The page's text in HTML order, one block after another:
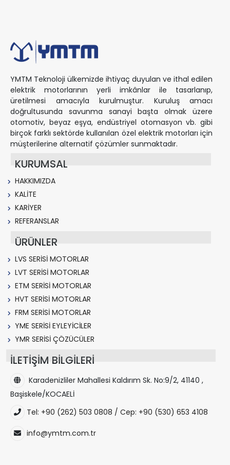
YMTM Teknoloji ülkemizde ihtiyaç duyulan ve ithal edilen
elektrik motorlarının yerli imkânlar ile tasarlanıp,
üretilmesi amacıyla kurulmuştur. Kuruluş amacı
doğrultusunda savunma sanayi başta olmak üzere
otomotiv, beyaz eşya, endüstriyel otomasyon vb. gibi
birçok farklı sektörde kullanılan özel elektrik motorları için
müşterilerine alternatif çözümler sunmaktadır.
KURUMSAL
HAKKIMIZDA
KALİTE
KARİYER
REFERANSLAR
ÜRÜNLER
LVS SERİSİ MOTORLAR
LVT SERİSİ MOTORLAR
ETM SERİSİ MOTORLAR
HVT SERİSİ MOTORLAR
FRM SERİSİ MOTORLAR
YME SERİSİ EYLEYİCİLER
YMR SERİSİ ÇÖZÜCÜLER
İLETİŞİM BİLGİLERİ
Karadenizliler Mahallesi Kaldırım Sk. No:9/2, 41140 ,
Başiskele/KOCAELİ
Tel: +90 (262) 503 0808 / Cep: +90 (530) 653 4108
info@ymtm.com.tr